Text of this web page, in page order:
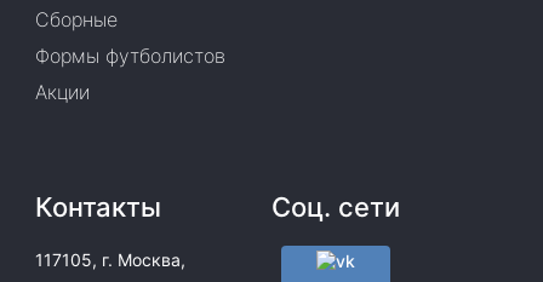
Сборные
Формы футболистов
Акции
Контакты
117105, г. Москва,
Соц. сети